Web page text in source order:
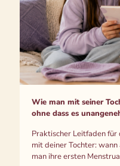
Wie man mit seiner
ohne dass es
Praktischer Leitfaden für
mit deiner Tochter:
man ihre ersten